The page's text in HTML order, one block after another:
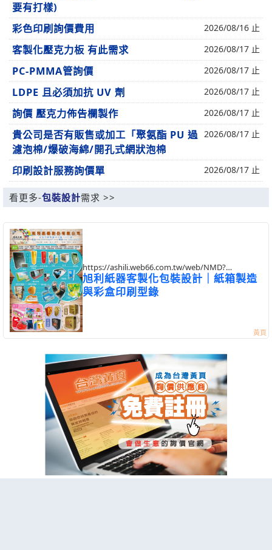
要有打樣)
彩色印刷詢價費用 2026/08/16 止
客製化壓克力板 有此需求 2026/08/17 止
PC-PMMA管詢價 2026/08/17 止
LDPE 且必須加抗 UV 劑 2026/08/17 止
詢價 壓克力佈告欄製作 2026/08/17 止
貴公司是否有販售或加工「聚氨酯 PU 過
濾泡棉/爆破海綿/開孔式網狀泡棉
2026/08/17 止
印刷設計服務詢價單 2026/08/17 止
看更多-包裝設計需求 >>
https://ashili.web66.com.tw/web/NMD?
postId=931272
旭利紙器客製化包裝設計｜紙箱製造
與彩盒印刷型錄